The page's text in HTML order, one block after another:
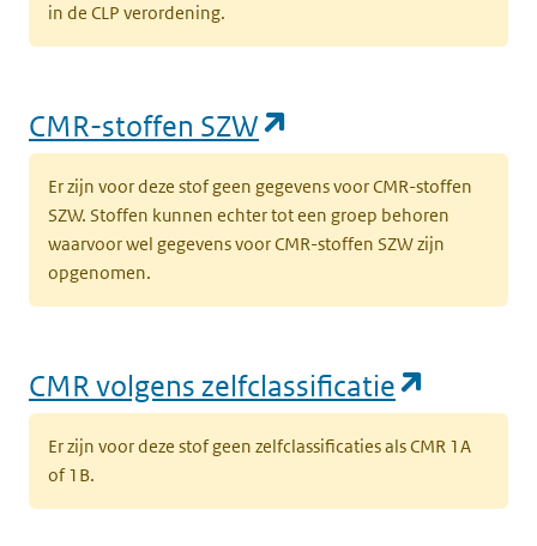
in de CLP verordening.
CMR-stoffen SZW
Er zijn voor deze stof geen gegevens voor CMR-stoffen
SZW. Stoffen kunnen echter tot een groep behoren
waarvoor wel gegevens voor CMR-stoffen SZW zijn
opgenomen.
CMR volgens zelfclassificatie
Er zijn voor deze stof geen zelfclassificaties als CMR 1A
of 1B.